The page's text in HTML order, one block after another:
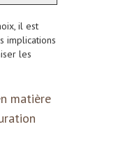
il est
implications
les
matière